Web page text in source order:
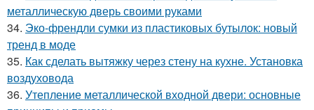
металлическую дверь своими руками
34. Эко-френдли сумки из пластиковых бутылок: новый
тренд в моде
35. Как сделать вытяжку через стену на кухне. Установка
воздуховода
36. Утепление металлической входной двери: основные